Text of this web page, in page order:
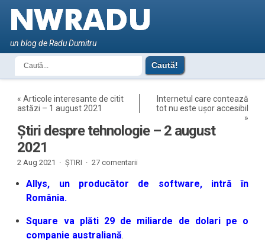
un blog de Radu Dumitru
«Articole interesante de citit
astăzi – 1 august 2021
Internetul care contează
tot nu este ușor accesibil
»
Știri despre tehnologie – 2 august
2021
2 Aug 2021 · ȘTIRI · 27 comentarii
Allys, un producător de software, intră în
România.
Square va plăti 29 de miliarde de dolari pe o
companie australiană.